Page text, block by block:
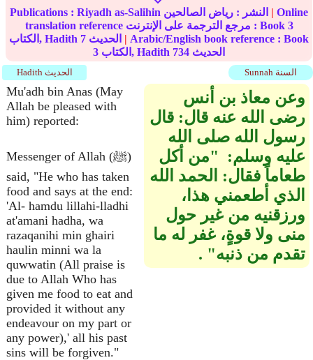
Publications : Riyadh as-Salihin النشر : رياض الصالحين | Online
translation reference مرجع الترجمة على الإنترنت : Book 3
الكتاب, Hadith 7 | Arabic/English book reference : Book
3
الكتاب, Hadith 734 الحديث
Sunnah السنة Hadith الحديث
Mu'adh bin Anas (May
Allah be pleased with
him) reported:
Messenger of Allah (ﷺ)
said, "He who has taken
food and says at the end:
'Al- hamdu lillahi-lladhi
at'amani hadha, wa
razaqanihi min ghairi
haulin minni wa la
quwwatin (All praise is
due to Allah Who has
given me food to eat and
provided it without any
endeavour on my part or
any power),' all his past
sins will be forgiven."
وعن معاذ بن أنس
رضى الله عنه قال‏:‏ قال
رسول الله صلى الله
عليه وسلم‏:‏ ‏ "‏من أكل
طعاماً فقال‏:‏ الحمد الله
الذي أطعمني هذا،
ورزقنيه من غير حول
منى ولا قوةٍ، غفر له ما
تقدم من ذنبه‏"‏ ‏‏‏.‏